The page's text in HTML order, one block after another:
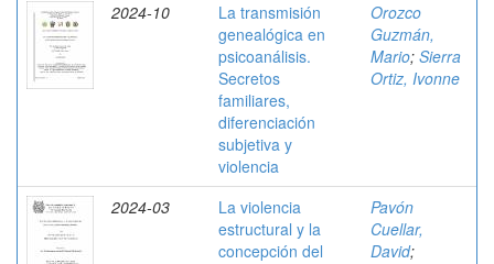
2024-10
La transmisión
genealógica en
psicoanálisis.
Secretos
familiares,
diferenciación
subjetiva y
violencia
Orozco
Guzmán,
Mario; Sierra
Ortiz, Ivonne
2024-03
La violencia
estructural y la
concepción del
Pavón
Cuellar,
David;